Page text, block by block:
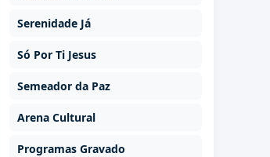
Serenidade Já
Só Por Ti Jesus
Semeador da Paz
Arena Cultural
Programas Gravado